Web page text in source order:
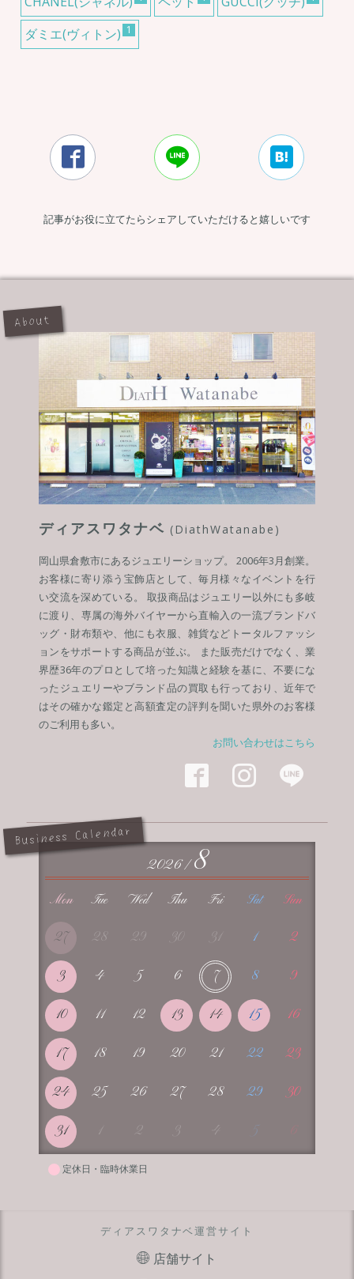
ダミエ(ヴィトン) 1
  
記事がお役に立てたらシェアしていただけると嬉しいです
About
ディアスワタナベ (DiathWatanabe)
岡山県倉敷市にあるジュエリーショップ。 2006年3月創業。
お客様に寄り添う宝飾店として、毎月様々なイベントを行
い交流を深めている。 取扱商品はジュエリー以外にも多岐
に渡り、専属の海外バイヤーから直輸入の一流ブランドバ
ッグ・財布類や、他にも衣服、雑貨などトータルファッシ
ョンをサポートする商品が並ぶ。 また販売だけでなく、業
界歴36年のプロとして培った知識と経験を基に、不要にな
ったジュエリーやブランド品の買取も行っており、近年で
はその確かな鑑定と高額査定の評判を聞いた県外のお客様
のご利用も多い。
お問い合わせはこちら
  
Business Calendar
2026 /8
Mon Tue Wed Thu Fri Sat Sun
27 28 29 30 31 1 2
3 4 5 6 7 8 9
10 11 12 13 14 15 16
17 18 19 20 21 22 23
24 25 26 27 28 29 30
31 1 2 3 4 5 6
定休日・臨時休業日
ディアスワタナベ運営サイト
店舗サイト